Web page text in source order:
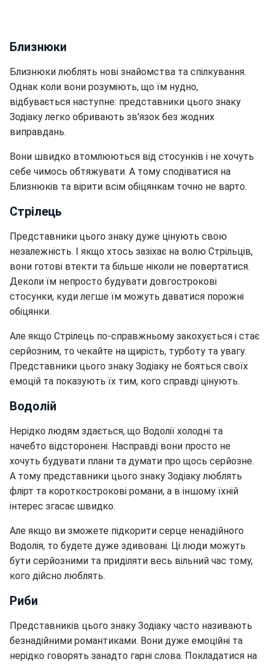
Близнюки
Близнюки люблять нові знайомства та спілкування.
Однак коли вони розуміють, що їм нудно,
відбувається наступне: представники цього знаку
Зодіаку легко обривають зв'язок без жодних
виправдань.
Вони швидко втомлюються від стосунків і не хочуть
себе чимось обтяжувати. А тому сподіватися на
Близнюків та вірити всім обіцянкам точно не варто.
Стрілець
Представники цього знаку дуже цінують свою
незалежність. І якщо хтось зазіхає на волю Стрільців,
вони готові втекти та більше ніколи не повертатися.
Деколи їм непросто будувати довгострокові
стосунки, куди легше їм можуть даватися порожні
обіцянки.
Але якщо Стрілець по-справжньому закохується і стає
серйозним, то чекайте на щирість, турботу та увагу.
Представники цього знаку Зодіаку не бояться своїх
емоцій та показують їх тим, кого справді цінують.
Водолій
Нерідко людям здається, що Водолії холодні та
начебто відсторонені. Насправді вони просто не
хочуть будувати плани та думати про щось серйозне.
А тому представники цього знаку Зодіаку люблять
флірт та короткострокові романи, а в іншому їхній
інтерес згасає швидко.
Але якщо ви зможете підкорити серце ненадійного
Водолія, то будете дуже здивовані. Ці люди можуть
бути серйозними та приділяти весь вільний час тому,
кого дійсно люблять.
Риби
Представників цього знаку Зодіаку часто називають
безнадійними романтиками. Вони дуже емоційні та
нерідко говорять занадто гарні слова. Покладатися на